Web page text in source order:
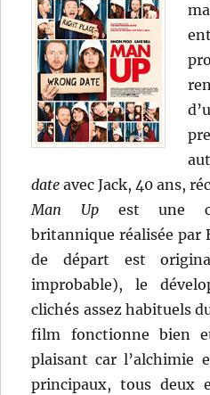
date avec Jack, 40 ans,
Man Upest une
britannique réalisée par
de départ est
improbable), le
clichés assez habituels
film fonctionne bien
plaisant car l’alchimie
principaux, tous deux